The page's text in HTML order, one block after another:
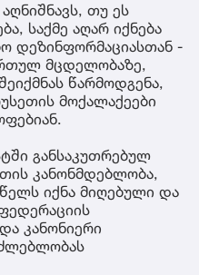
თუ ეს
საქმე აღარ იქნება
დეზინფორმაციასთან -
მცდელობაზე,
წარმოდგენა,
მოქალაქეები
განსაკუთრებულ
კანონმდებლობა,
იქნა მიღებული და
კანონიერი